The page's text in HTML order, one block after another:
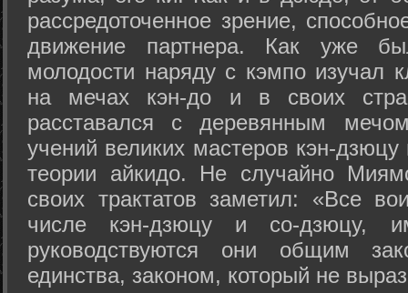
рассредоточенное зрение,
движение партнера. Как уже
молодости наряду с кэмпо изучал
на мечах кэн-до и в своих
расставался с деревянным
учений великих мастеров кэн-
теории айкидо. Не случайно
своих трактатов заметил: «Все
числе кэн-дзюцу и со-дзюцу,
руководствуются они общим
единства, законом, который не